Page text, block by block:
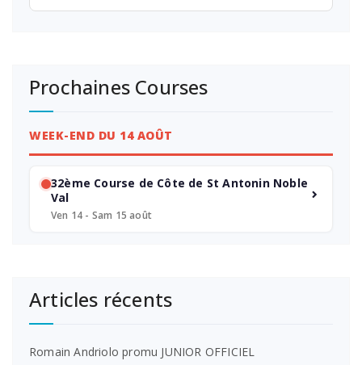
Prochaines Courses
WEEK-END DU 14 AOÛT
32ème Course de Côte de St Antonin Noble
Val
Ven 14 - Sam 15 août
Articles récents
Romain Andriolo promu JUNIOR OFFICIEL